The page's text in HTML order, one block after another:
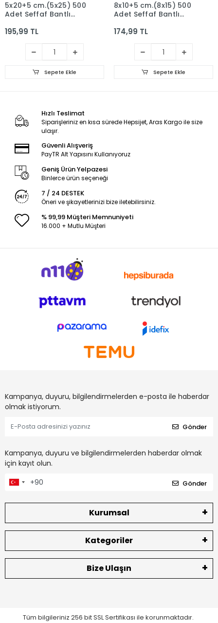
5x20+5 cm.(5x25) 500
Adet Şeffaf Bantlı
Poşet
195,99 TL
Sepete Ekle
8x10+5 cm.(8x15) 500
Adet Şeffaf Bantlı
Poşet
174,99 TL
Sepete Ekle
Hızlı Teslimat
Siparişleriniz en kısa sürede Hepsijet, Aras Kargo ile size
ulaşır.
Güvenli Alışveriş
PayTR Alt Yapısını Kullanıyoruz
Geniş Ürün Yelpazesi
Binlerce ürün seçeneği
7 / 24 DESTEK
Öneri ve şikayetlerinizi bize iletebilirsiniz.
% 99,99 Müşteri Memnuniyeti
16.000 + Mutlu Müşteri
Kampanya, duyuru, bilgilendirmelerden e-posta ile haberdar
olmak istiyorum.
Gönder
Kampanya, duyuru ve bilgilendirmelerden haberdar olmak
için kayıt olun.
Gönder
Kurumsal
Kategoriler
Bize Ulaşın
Tüm bilgileriniz 256 bit SSL Sertifikası ile korunmaktadır.